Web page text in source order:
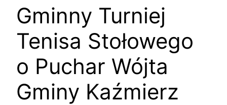
Gminny Turniej
Tenisa Stołowego
o Puchar Wójta
Gminy Kaźmierz